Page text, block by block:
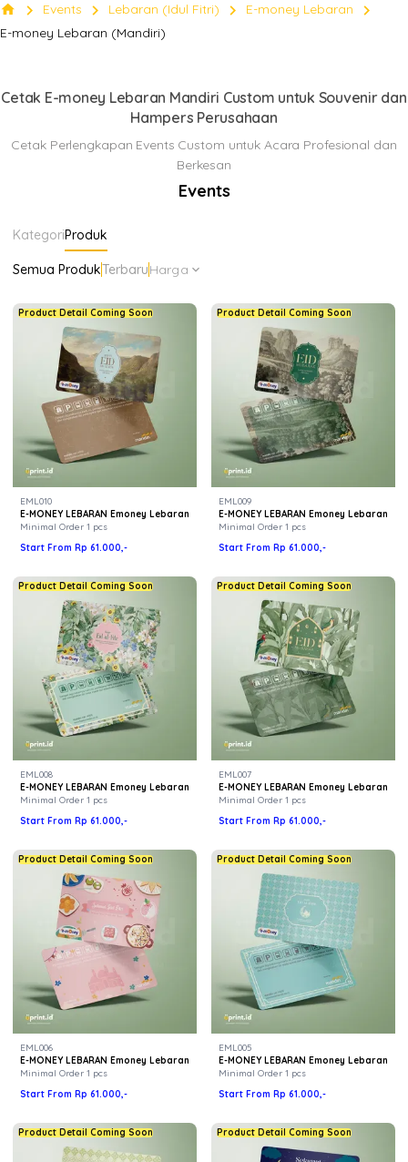
home chevron_right Events chevron_right Lebaran (Idul Fitri) chevron_right E-money Lebaran chevron_right
E-money Lebaran (Mandiri)
Cetak E-money Lebaran Mandiri Custom untuk Souvenir dan
Hampers Perusahaan
Cetak Perlengkapan Events Custom untuk Acara Profesional dan
Berkesan
Events
KategoriProduk
Semua ProdukTerbaruHarga expand_more
Product Detail Coming Soon
EML010
E-MONEY LEBARAN Emoney Lebaran
Minimal Order 1 pcs
Start From Rp 61.000,-
Product Detail Coming Soon
EML009
E-MONEY LEBARAN Emoney Lebaran
Minimal Order 1 pcs
Start From Rp 61.000,-
Product Detail Coming Soon
EML008
E-MONEY LEBARAN Emoney Lebaran
Minimal Order 1 pcs
Start From Rp 61.000,-
Product Detail Coming Soon
EML007
E-MONEY LEBARAN Emoney Lebaran
Minimal Order 1 pcs
Start From Rp 61.000,-
Product Detail Coming Soon
EML006
E-MONEY LEBARAN Emoney Lebaran
Minimal Order 1 pcs
Start From Rp 61.000,-
Product Detail Coming Soon
EML005
E-MONEY LEBARAN Emoney Lebaran
Minimal Order 1 pcs
Start From Rp 61.000,-
Product Detail Coming Soon Product Detail Coming Soon